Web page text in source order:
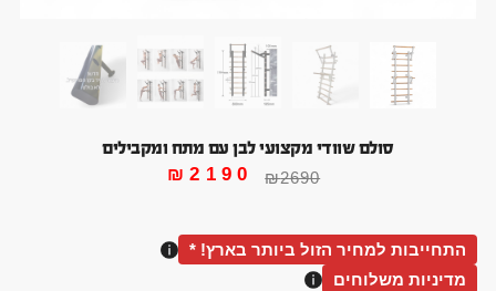
סולם שוודי מקצועי לבן עם מתח ומקבילים
₪2690
₪2190
התחייבות למחיר הזול ביותר בארץ! *
מדיניות משלוחים